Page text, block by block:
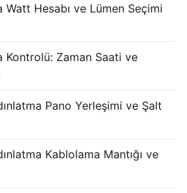
Arabic
Watt Hesabı ve Lümen Seçimi
Kontrolü: Zaman Saati ve
Pano Yerleşimi ve Şalt
Kablolama Mantığı ve